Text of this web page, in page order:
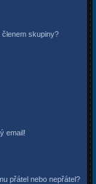
skupiny?
email!
přátel nebo nepřátel?